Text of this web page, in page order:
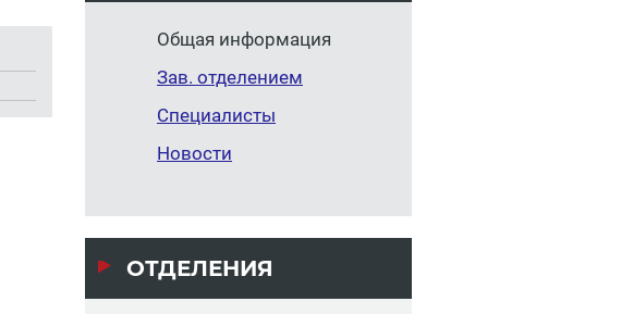
Общая информация
Зав. отделением
Специалисты
Новости
ОТ­ДЕ­ЛЕ­НИЯ